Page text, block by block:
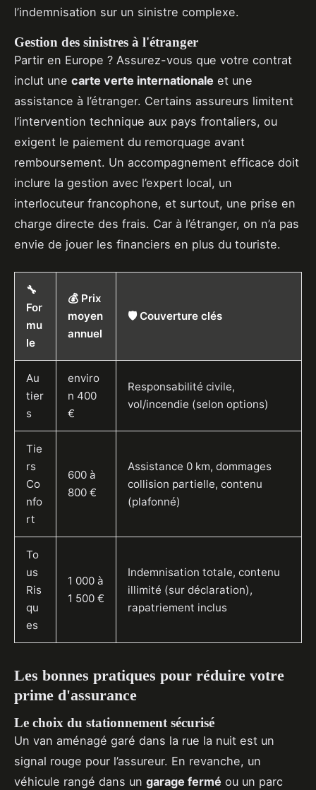
l’indemnisation sur un sinistre complexe.
Gestion des sinistres à l'étranger
Partir en Europe ? Assurez-vous que votre contrat
inclut une carte verte internationale et une
assistance à l’étranger. Certains assureurs limitent
l’intervention technique aux pays frontaliers, ou
exigent le paiement du remorquage avant
remboursement. Un accompagnement efficace doit
inclure la gestion avec l’expert local, un
interlocuteur francophone, et surtout, une prise en
charge directe des frais. Car à l’étranger, on n’a pas
envie de jouer les financiers en plus du touriste.
🔧
For
mu
le
💰 Prix
moyen
annuel
🛡️ Couverture clés
Au
tier
s
enviro
n 400
€
Responsabilité civile,
vol/incendie (selon options)
Tie
rs
Co
nfo
rt
600 à
800 €
Assistance 0 km, dommages
collision partielle, contenu
(plafonné)
To
us
Ris
qu
es
1 000 à
1 500 €
Indemnisation totale, contenu
illimité (sur déclaration),
rapatriement inclus
Les bonnes pratiques pour réduire votre
prime d'assurance
Le choix du stationnement sécurisé
Un van aménagé garé dans la rue la nuit est un
signal rouge pour l’assureur. En revanche, un
véhicule rangé dans un garage fermé ou un parc